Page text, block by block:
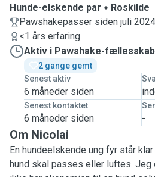
Hunde-elskende par
Roskilde
Pawshakepasser siden juli 2024
<1 års erfaring
Aktiv i Pawshake-
2 gange gemt
Senest aktiv
6 måneder siden
Senest kontaktet
6 måneder siden -
Om Nicolai
En hundeelskende ung fyr står
hund skal passes eller luftes. Jeg